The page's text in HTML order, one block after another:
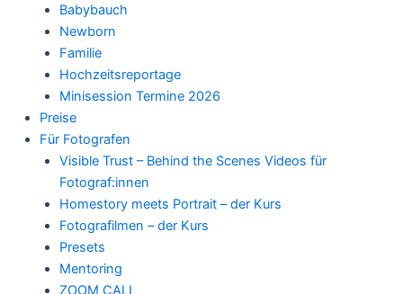
Babybauch
Newborn
Familie
Hochzeitsreportage
Minisession Termine 2026
Preise
Für Fotografen
Visible Trust – Behind the Scenes Videos für
Fotograf:innen
Homestory meets Portrait – der Kurs
Fotografilmen – der Kurs
Presets
Mentoring
ZOOM CALL